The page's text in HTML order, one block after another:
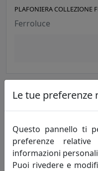
PLAFONIERA COLLEZIONE
Ferroluce
Le tue preferenze
Questo pannello ti
preferenze
informazioni
Puoi rivedere e